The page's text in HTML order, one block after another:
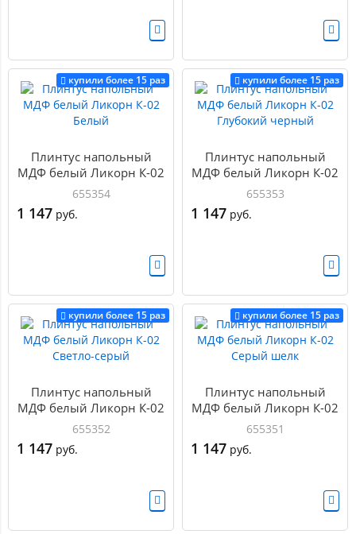
купили более 15 раз
Плинтус напольный
МДФ белый Ликорн К-02
Белый
655354
1 147 руб.
купили более 15 раз
Плинтус напольный
МДФ белый Ликорн К-02
Глубокий черный
655353
1 147 руб.
купили более 15 раз
Плинтус напольный
МДФ белый Ликорн К-02
Светло-серый
655352
1 147 руб.
купили более 15 раз
Плинтус напольный
МДФ белый Ликорн К-02
Серый шелк
655351
1 147 руб.